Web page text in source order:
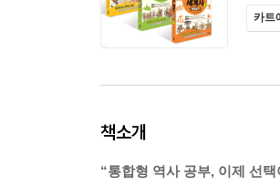
카트
책소개
“통합형 역사 공부, 이제 선